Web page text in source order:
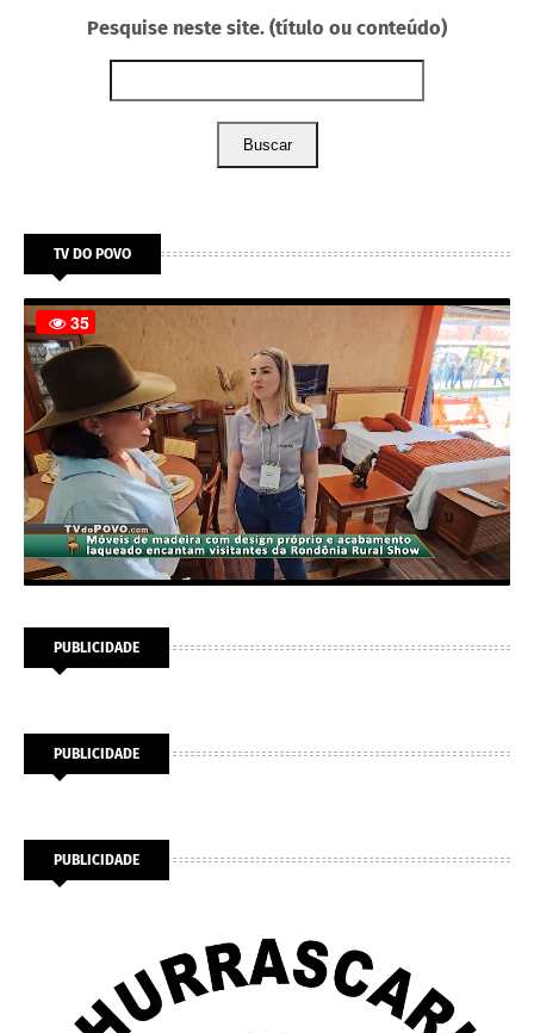
Pesquise neste site. (título ou conteúdo)
Buscar
TV DO POVO
PUBLICIDADE
PUBLICIDADE
PUBLICIDADE